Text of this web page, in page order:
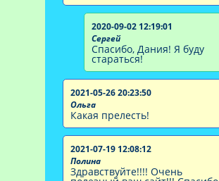
2020-09-02 12:19:01
Сергей
Спасибо, Дания! Я буду
стараться!
2021-05-26 20:23:50
Ольга
Какая прелесть!
2021-07-19 12:08:12
Полина
Здравствуйте!!!! Очень